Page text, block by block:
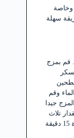
وخاصة
سهلة
حرارة 350 درجة . قم بمزج
وقم
جيدا
تلاث
أرباع المستوى لكل فتحة . يوضع في الفرن لمدة 15 دقيقة